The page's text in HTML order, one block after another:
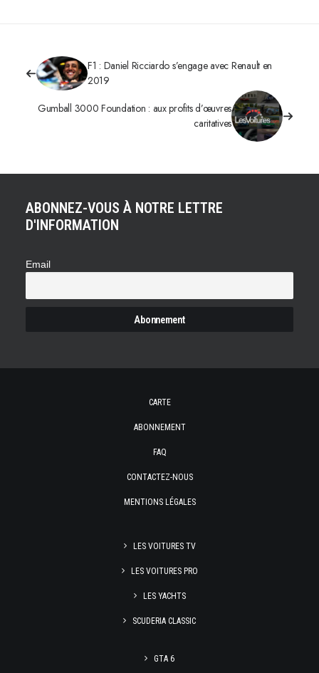
F1 : Daniel Ricciardo s’engage avec Renault en
2019
Gumball 3000 Foundation : aux profits d’œuvres
caritatives
ABONNEZ-VOUS À NOTRE LETTRE
D'INFORMATION
Email
CARTE
ABONNEMENT
FAQ
CONTACTEZ-NOUS
MENTIONS LÉGALES
LES VOITURES TV
LES VOITURES PRO
LES YACHTS
SCUDERIA CLASSIC
GTA 6